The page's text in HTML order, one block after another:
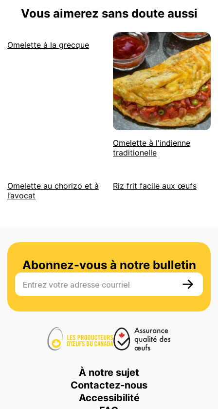
Vous aimerez sans doute aussi
Omelette à la grecque
Omelette à l'indienne
traditionelle
Omelette au chorizo et à
l’avocat
Riz frit facile aux œufs
Abonnez-vous à notre bulletin
Entrez votre adresse courriel
À notre sujet
Contactez-nous
Accessibilité